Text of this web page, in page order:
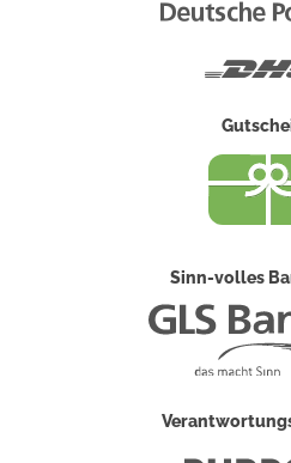
Sinn-volles